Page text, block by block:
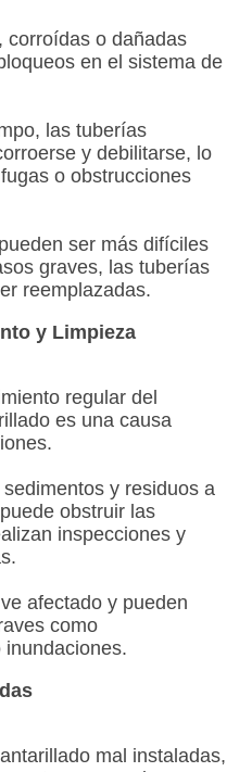
corroídas o dañadas
en el sistema de
las tuberías
y debilitarse, lo
o obstrucciones
ser más difíciles
graves, las tuberías
reemplazadas.
y Limpieza
regular del
es una causa
y residuos a
obstruir las
inspecciones y
afectado y pueden
como
mal instaladas,